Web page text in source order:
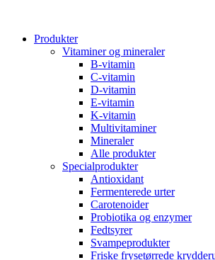
Produkter
Vitaminer og mineraler
B-vitamin
C-vitamin
D-vitamin
E-vitamin
K-vitamin
Multivitaminer
Mineraler
Alle produkter
Specialprodukter
Antioxidant
Fermenterede urter
Carotenoider
Probiotika og enzymer
Fedtsyrer
Svampeprodukter
Friske frysetørrede